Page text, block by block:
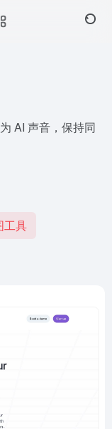
AI 声音，保持同
工具